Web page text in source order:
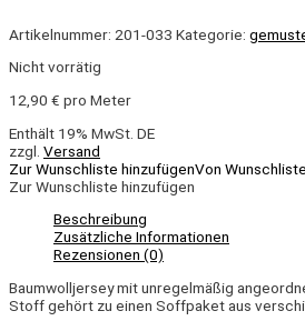
Artikelnummer: 201-033 Kategorie:
Nicht vorrätig
12,90 € pro Meter
Enthält 19% MwSt. DE
zzgl. Versand
Zur Wunschliste hinzufügenVon
Zur Wunschliste hinzufügen
Beschreibung
Zusätzliche Informationen
Rezensionen (0)
Baumwolljersey mit unregelmäßig
Stoff gehört zu einen Soffpaket aus